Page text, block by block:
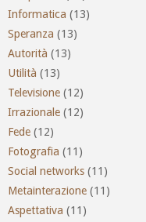
Informatica (13)
Speranza (13)
Autorità (13)
Utilità (13)
Televisione (12)
Irrazionale (12)
Fede (12)
Fotografia (11)
Social networks (11)
Metainterazione (11)
Aspettativa (11)